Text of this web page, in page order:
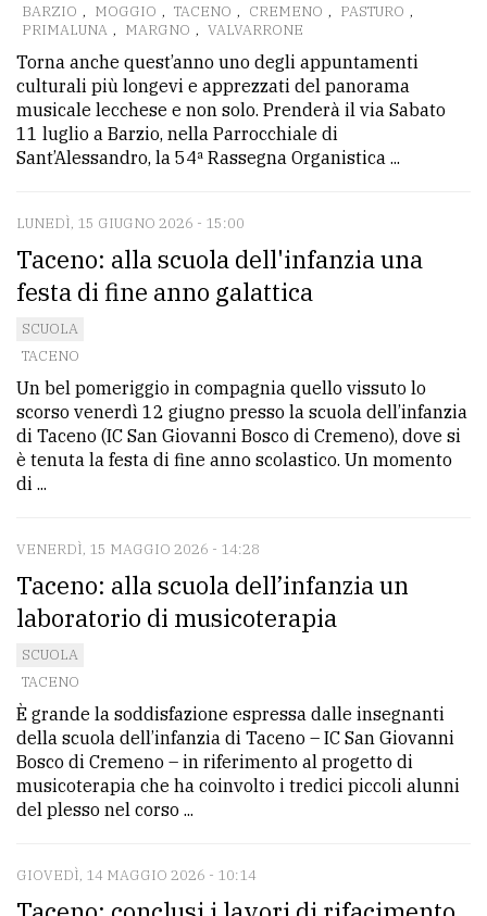
avanzata
LE
ALTRE
TESTATE
PRIVACY
Privacy
policy
Cookie
policy
BARZIO , MOGGIO , TACENO , CREMENO , PASTURO ,
PRIMALUNA , MARGNO , VALVARRONE
Torna anche quest’anno uno degli appuntamenti
culturali più longevi e apprezzati del panorama
musicale lecchese e non solo. Prenderà il via Sabato
11 luglio a Barzio, nella Parrocchiale di
Sant’Alessandro, la 54ª Rassegna Organistica ...
LUNEDÌ, 15 GIUGNO 2026 - 15:00
Taceno: alla scuola dell'infanzia una
festa di fine anno galattica
SCUOLA
TACENO
Un bel pomeriggio in compagnia quello vissuto lo
scorso venerdì 12 giugno presso la scuola dell’infanzia
di Taceno (IC San Giovanni Bosco di Cremeno), dove si
è tenuta la festa di fine anno scolastico. Un momento
di ...
VENERDÌ, 15 MAGGIO 2026 - 14:28
Taceno: alla scuola dell’infanzia un
laboratorio di musicoterapia
SCUOLA
TACENO
È grande la soddisfazione espressa dalle insegnanti
della scuola dell’infanzia di Taceno – IC San Giovanni
Bosco di Cremeno – in riferimento al progetto di
musicoterapia che ha coinvolto i tredici piccoli alunni
del plesso nel corso ...
GIOVEDÌ, 14 MAGGIO 2026 - 10:14